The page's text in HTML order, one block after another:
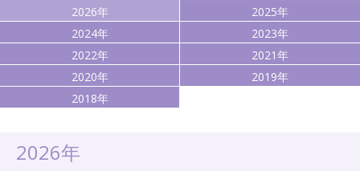
2026年
2025年
2024年
2023年
2022年
2021年
2020年
2019年
2018年
2026年